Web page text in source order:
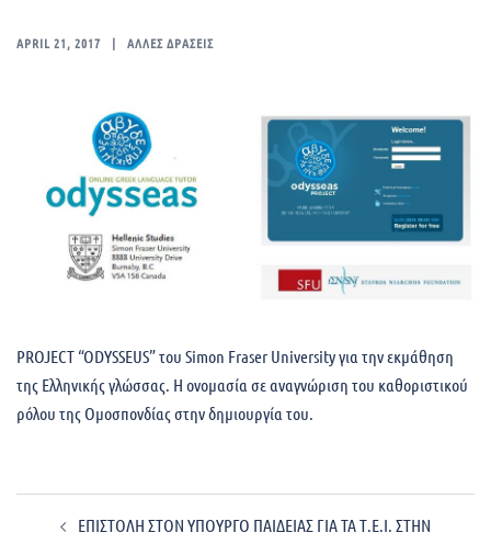
APRIL 21, 2017 ΑΛΛΕΣ ΔΡΑΣΕΙΣ
PROJECT “ODYSSEUS” του Simon Fraser University για την εκμάθηση
της Ελληνικής γλώσσας. Η ονομασία σε αναγνώριση του καθοριστικού
ρόλου της Ομοσπονδίας στην δημιουργία του.
ΕΠΙΣΤΟΛΗ ΣΤΟΝ ΥΠΟΥΡΓΟ ΠΑΙΔΕΙΑΣ ΓΙΑ ΤΑ Τ.Ε.Ι. ΣΤΗΝ